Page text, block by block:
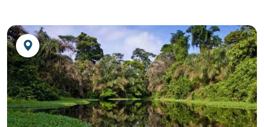
在向导和一名部落成员的陪同下，在森林中漫步，了解利用
植物喂养、治疗和衣着的所有知识。
观赏他们的传统舞蹈表演、用塔瓜果制作的人体彩绘和手工
艺品。
在社区享用午餐